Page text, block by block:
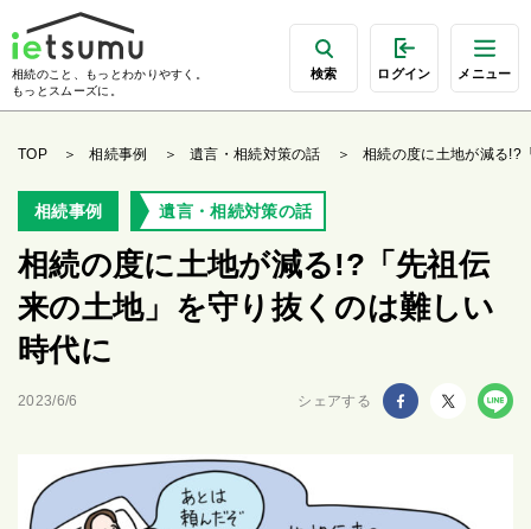
相続のこと、もっとわかりやすく。
もっとスムーズに。
検索 ログイン メニュー
TOP 相続事例 遺言・相続対策の話 相続の度に土地が減る!?
相続事例 遺言・相続対策の話
相続の度に土地が減る!?「先祖伝
来の土地」を守り抜くのは難しい
時代に
2023/6/6 シェアする